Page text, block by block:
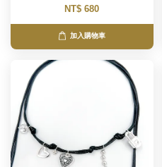
NT$ 680
加入購物車